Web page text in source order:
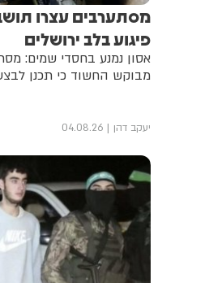
מסתערבים עצרו
פיגוע בלב ירושלים
אסון נמנע בחסדי שמים:
מבוקש החשוד כי תכנן
יעקב דהן 04.08.26